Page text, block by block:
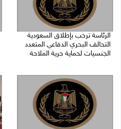
الرئاسة ترحب بإطلاق السعودية
التحالف البحري الدفاعي المتعدد
الجنسيات لحماية حرية الملاحة